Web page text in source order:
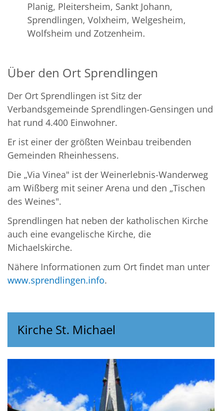
Planig, Pleitersheim, Sankt Johann,
Sprendlingen, Volxheim, Welgesheim,
Wolfsheim und Zotzenheim.
Über den Ort Sprendlingen
Der Ort Sprendlingen ist Sitz der
Verbandsgemeinde Sprendlingen-Gensingen und
hat rund 4.400 Einwohner.
Er ist einer der größten Weinbau treibenden
Gemeinden Rheinhessens.
Die „Via Vinea" ist der Weinerlebnis-Wanderweg
am Wißberg mit seiner Arena und den „Tischen
des Weines".
Sprendlingen hat neben der katholischen Kirche
auch eine evangelische Kirche, die
Michaelskirche.
Nähere Informationen zum Ort findet man unter
www.sprendlingen.info.
Kirche St. Michael